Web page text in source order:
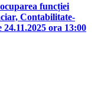
funcției
Contabilitate-
ora 13:00